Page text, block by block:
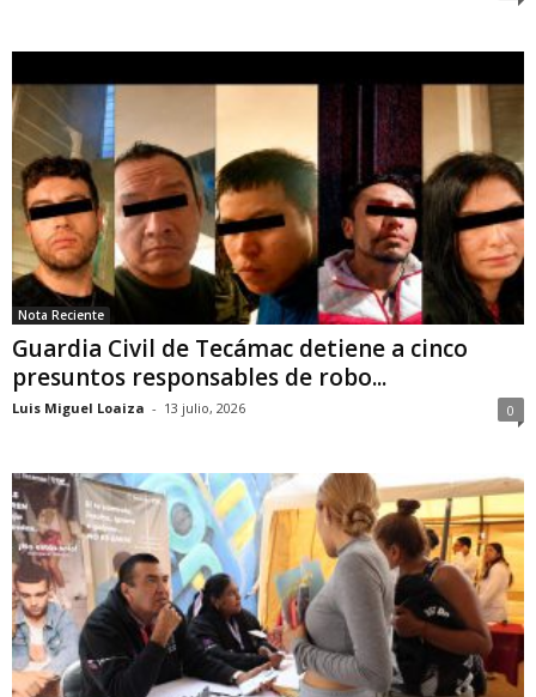
Nota Reciente
Guardia Civil de Tecámac detiene a cinco
presuntos responsables de robo...
Luis Miguel Loaiza - 13 julio, 2026 0